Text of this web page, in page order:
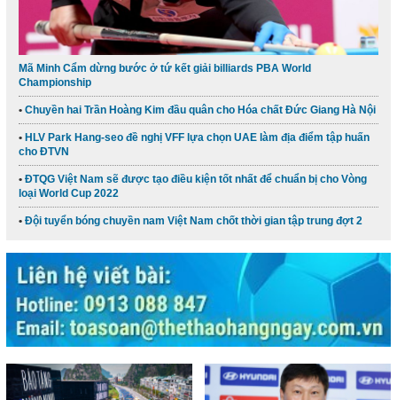
Mã Minh Cẩm dừng bước ở tứ kết giải billiards PBA World
Championship
Chuyền hai Trần Hoàng Kim đầu quân cho Hóa chất Đức Giang Hà Nội
HLV Park Hang-seo đề nghị VFF lựa chọn UAE làm địa điểm tập huấn
cho ĐTVN
ĐTQG Việt Nam sẽ được tạo điều kiện tốt nhất để chuẩn bị cho Vòng
loại World Cup 2022
Đội tuyển bóng chuyền nam Việt Nam chốt thời gian tập trung đợt 2